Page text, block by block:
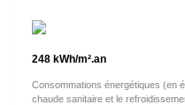
248 kWh/m².an
Consommations énergétiques (en
chaude sanitaire et le